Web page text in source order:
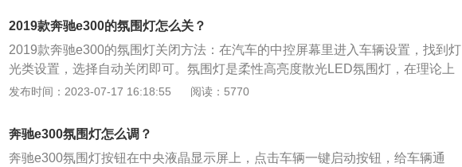
身氛围灯根据中控屏幕的调节显示出不同的颜色。以下是氛围灯的作用：（1）
氛围灯是一种起到装饰作用的照明灯，通常是红色、蓝色、绿色等。（2）主要
为了使车厢在夜晚时更加绚丽，烘托气氛，营造室内情调。
2019款奔驰e300的氛围灯怎么关？
2019款奔驰e300的氛围灯关闭方法：在汽车的中控屏幕里进入车辆设置，找到灯
光类设置，选择自动关闭即可。氛围灯是柔性高亮度散光LED氛围灯，在理论上
也属于一种照明灯，使用氛围灯的汽车显得比较高端，同时也是为了使车厢在夜
3mm、1860mm、1425mm，轴距为2873mm，搭载2.0T涡轮增压发动机，最大
功率是190kw，匹配9挡手自一体变速箱。
发布时间：2023-07-17 16:18:55 阅读：5770
奔驰e300氛围灯怎么调？
奔驰e300氛围灯按钮在中央液晶显示屏上，点击车辆一键启动按钮，给车辆通